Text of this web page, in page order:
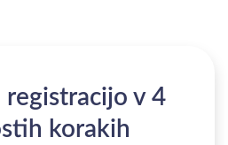
v 4
korakih